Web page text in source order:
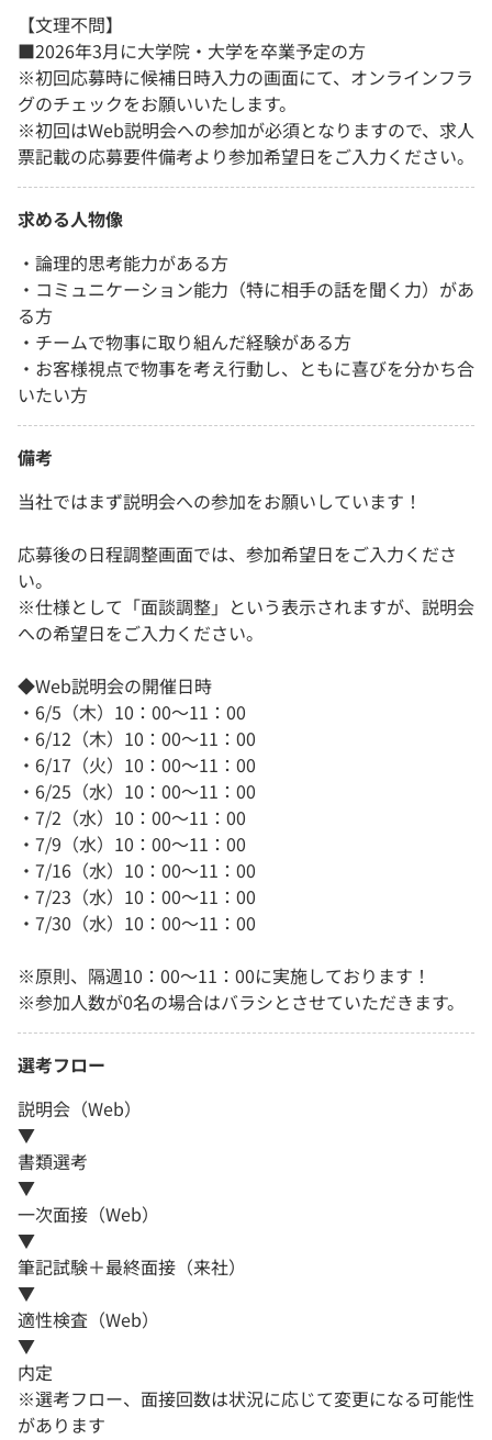
【文理不問】
■2026年3月に大学院・大学を卒業予定の方
※初回応募時に候補日時入力の画面にて、オンラインフラ
グのチェックをお願いいたします。
※初回はWeb説明会への参加が必須となりますので、求人
票記載の応募要件備考より参加希望日をご入力ください。
求める人物像
・論理的思考能力がある方
・コミュニケーション能力（特に相手の話を聞く力）があ
る方
・チームで物事に取り組んだ経験がある方
・お客様視点で物事を考え行動し、ともに喜びを分かち合
いたい方
備考
当社ではまず説明会への参加をお願いしています！
応募後の日程調整画面では、参加希望日をご入力くださ
い。
※仕様として「面談調整」という表示されますが、説明会
への希望日をご入力ください。
◆Web説明会の開催日時
・6/5（木）10：00～11：00
・6/12（木）10：00～11：00
・6/17（火）10：00～11：00
・6/25（水）10：00～11：00
・7/2（水）10：00～11：00
・7/9（水）10：00～11：00
・7/16（水）10：00～11：00
・7/23（水）10：00～11：00
・7/30（水）10：00～11：00
※原則、隔週10：00〜11：00に実施しております！
※参加人数が0名の場合はバラシとさせていただきます。
選考フロー
説明会（Web）
▼
書類選考
▼
一次面接（Web）
▼
筆記試験＋最終面接（来社）
▼
適性検査（Web）
▼
内定
※選考フロー、面接回数は状況に応じて変更になる可能性
があります